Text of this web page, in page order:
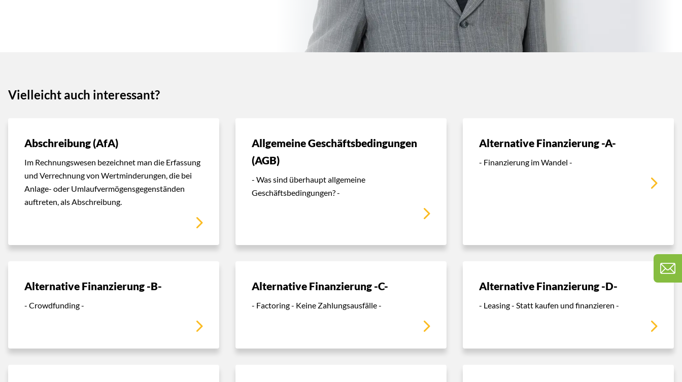
Vielleicht auch interessant?
Abschreibung (AfA)
Im Rechnungswesen bezeichnet man die Erfassung
und Verrechnung von Wertminderungen, die bei
Anlage- oder Umlaufvermögensgegenständen
auftreten, als Abschreibung.
Allgemeine Geschäftsbedingungen
(AGB)
- Was sind überhaupt allgemeine
Geschäftsbedingungen? -
Alternative Finanzierung -A-
- Finanzierung im Wandel -
Alternative Finanzierung -B-
- Crowdfunding -
Alternative Finanzierung -C-
- Factoring - Keine Zahlungsausfälle -
Alternative Finanzierung -D-
- Leasing - Statt kaufen und finanzieren -